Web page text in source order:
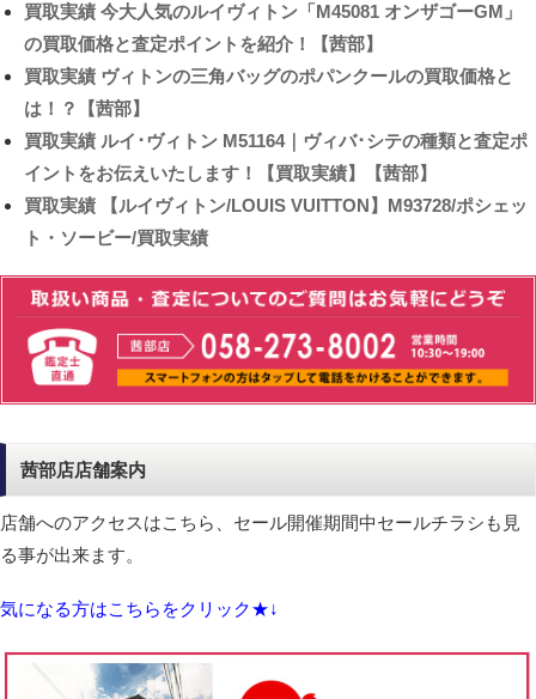
買取実績 今大人気のルイヴィトン「M45081 オンザゴーGM」
の買取価格と査定ポイントを紹介！【茜部】
買取実績 ヴィトンの三角バッグのポパンクールの買取価格と
は！？【茜部】
買取実績 ルイ･ヴィトン M51164｜ヴィバ･シテの種類と査定ポ
イントをお伝えいたします！【買取実績】【茜部】
買取実績 【ルイヴィトン/LOUIS VUITTON】M93728/ポシェッ
ト・ソービー/買取実績
茜部店店舗案内
店舗へのアクセスはこちら、セール開催期間中セールチラシも見
る事が出来ます。
気になる方はこちらをクリック★↓